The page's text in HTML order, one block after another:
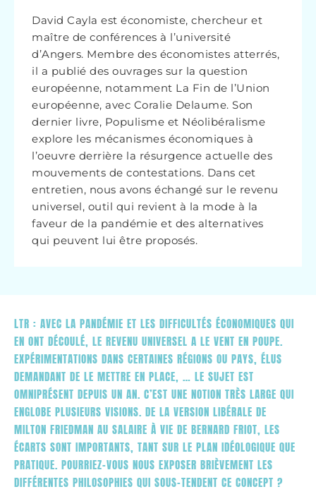
David Cayla est économiste, chercheur et
maître de conférences à l’université
d’Angers. Membre des économistes atterrés,
il a publié des ouvrages sur la question
européenne, notamment La Fin de l’Union
européenne, avec Coralie Delaume. Son
dernier livre, Populisme et Néolibéralisme
explore les mécanismes économiques à
l’oeuvre derrière la résurgence actuelle des
mouvements de contestations. Dans cet
entretien, nous avons échangé sur le revenu
universel, outil qui revient à la mode à la
faveur de la pandémie et des alternatives
qui peuvent lui être proposés.
LTR : AVEC LA PANDÉMIE ET LES DIFFICULTÉS ÉCONOMIQUES QUI
EN ONT DÉCOULÉ, LE REVENU UNIVERSEL A LE VENT EN POUPE.
EXPÉRIMENTATIONS DANS CERTAINES RÉGIONS OU PAYS, ÉLUS
DEMANDANT DE LE METTRE EN PLACE, … LE SUJET EST
OMNIPRÉSENT DEPUIS UN AN. C’EST UNE NOTION TRÈS LARGE QUI
ENGLOBE PLUSIEURS VISIONS. DE LA VERSION LIBÉRALE DE
MILTON FRIEDMAN AU SALAIRE À VIE DE BERNARD FRIOT, LES
ÉCARTS SONT IMPORTANTS, TANT SUR LE PLAN IDÉOLOGIQUE QUE
PRATIQUE. POURRIEZ-VOUS NOUS EXPOSER BRIÈVEMENT LES
DIFFÉRENTES PHILOSOPHIES QUI SOUS-TENDENT CE CONCEPT ?